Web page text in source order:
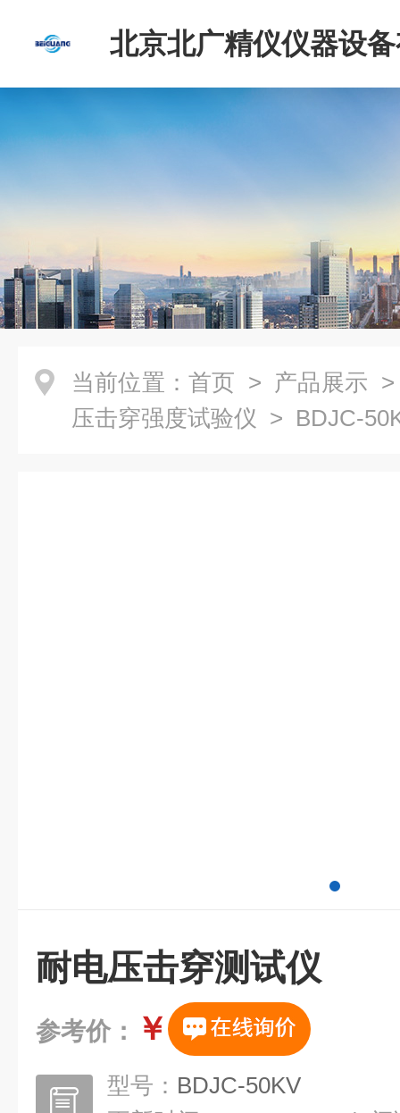
北京北广精仪仪器设
司
当前位置： 首页 > 产品展示
压击穿强度试验仪 > BDJC-
耐电压击穿测试仪
参考价： ￥
型号： BDJC-50KV